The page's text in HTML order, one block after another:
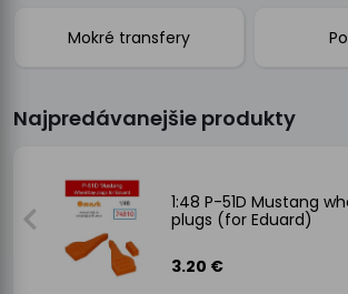
Mokré transfery
Najpredávanejšie produkty
1:48 P-51D Mustang
plugs (for Eduard)
3.20 €